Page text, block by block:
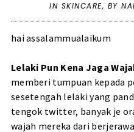
IN SKINCARE, BY
hai assalammualaikum
Lelaki Pun Kena Jaga
memberi tumpuan kepada
sesetengah lelaki yang
tengok twitter, banyak je
wajah mereka dari